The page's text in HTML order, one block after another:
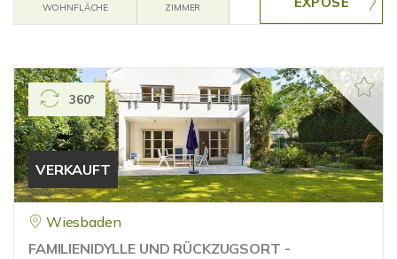
WOHNFLÄCHE
ZIMMER
VERKAUFT
360°
Wiesbaden
FAMILIENIDYLLE UND RÜCKZUGSORT -